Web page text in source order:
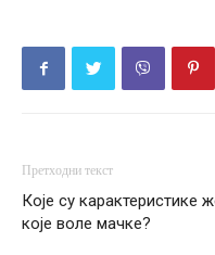
Претходни текст
Које су карактеристике
које воле мачке?